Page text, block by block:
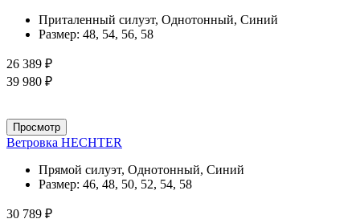
Приталенный силуэт, Однотонный, Синий
Размер: 48, 54, 56, 58
26 389 ₽
39 980 ₽
Просмотр
Ветровка HECHTER
Прямой силуэт, Однотонный, Синий
Размер: 46, 48, 50, 52, 54, 58
30 789 ₽